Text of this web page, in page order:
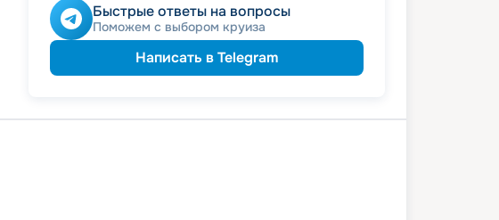
Быстрые ответы на вопросы
Поможем с выбором круиза
Написать в Telegram